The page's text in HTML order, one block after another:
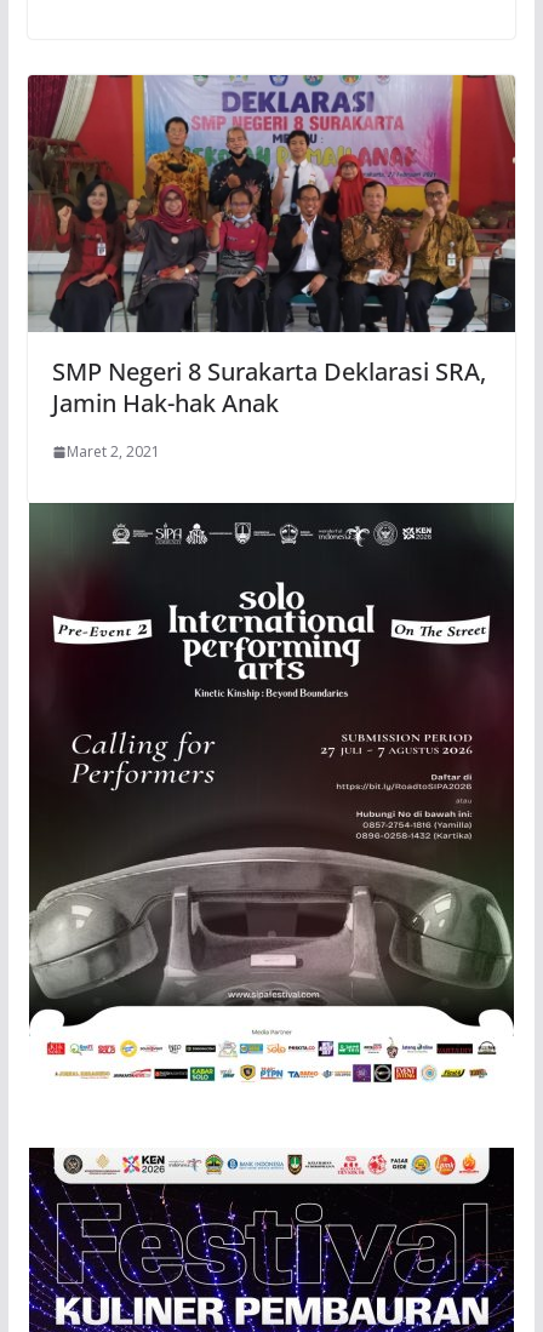
SMP Negeri 8 Surakarta Deklarasi SRA,
Jamin Hak-hak Anak
Maret 2, 2021